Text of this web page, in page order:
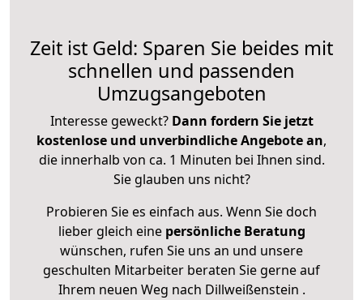
Zeit ist Geld: Sparen Sie beides mit
schnellen und passenden
Umzugsangeboten
Interesse geweckt? Dann fordern Sie jetzt
kostenlose und unverbindliche Angebote an,
die innerhalb von ca. 1 Minuten bei Ihnen sind.
Sie glauben uns nicht?
Probieren Sie es einfach aus. Wenn Sie doch
lieber gleich eine persönliche Beratung
wünschen, rufen Sie uns an und unsere
geschulten Mitarbeiter beraten Sie gerne auf
Ihrem neuen Weg nach Dillweißenstein .